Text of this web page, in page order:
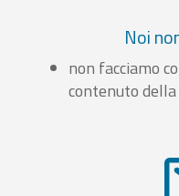
Noi
non facciamo
contenuto